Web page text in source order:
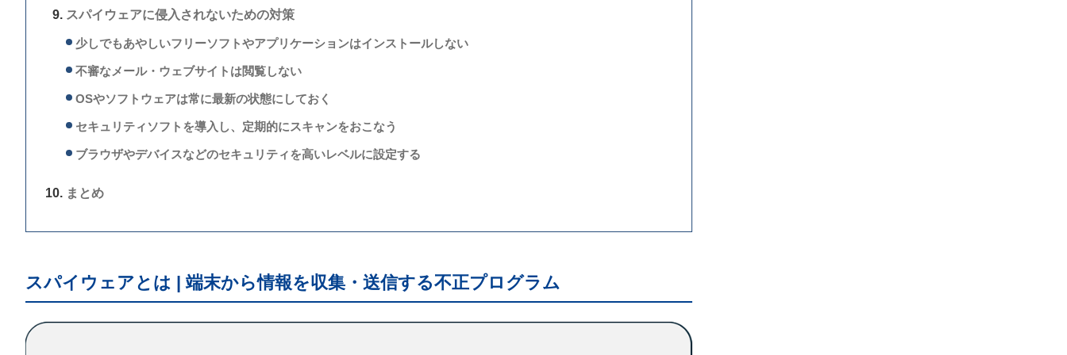
スパイウェアに侵入されないための対策
少しでもあやしいフリーソフトやアプリケーションはインストールしない
不審なメール・ウェブサイトは閲覧しない
OSやソフトウェアは常に最新の状態にしておく
セキュリティソフトを導入し、定期的にスキャンをおこなう
ブラウザやデバイスなどのセキュリティを高いレベルに設定する
まとめ
スパイウェアとは | 端末から情報を収集・送信する不正プログラム